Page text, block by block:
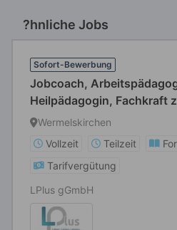
?hnliche Jobs
Sofort-Bewerbung
Jobcoach,
Heilpädagogin, Fachkraft
Berufsförderung oder
Wermelskirchen
Vollzeit
Teilzeit
Tarifvergütung
LPlus gGmbH